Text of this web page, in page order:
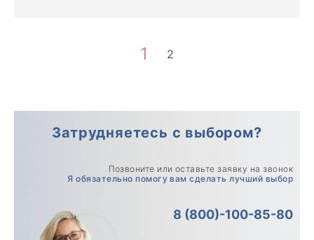
1 2
Затрудняетесь с выбором?
Позвоните или оставьте заявку на звонок
Я обязательно помогу вам сделать лучший выбор
8 (800)-100-85-80